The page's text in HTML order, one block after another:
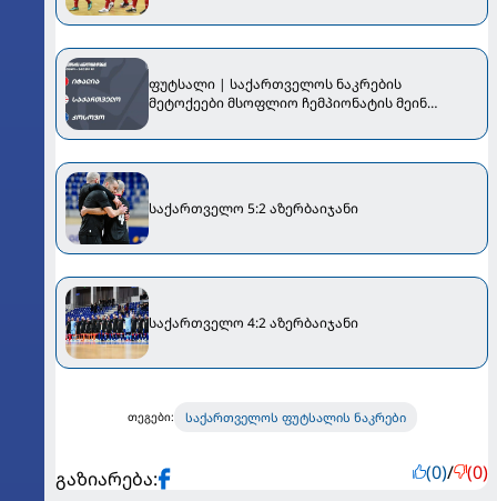
ფუტსალი | საქართველოს ნაკრების
მეტოქეები მსოფლიო ჩემპიონატის მეინ
საქართველო 5:2 აზერბაიჯანი
საქართველო 4:2 აზერბაიჯანი
თეგები: საქართველოს ფუტსალის ნაკრები
გაზიარება: (0)/ (0)